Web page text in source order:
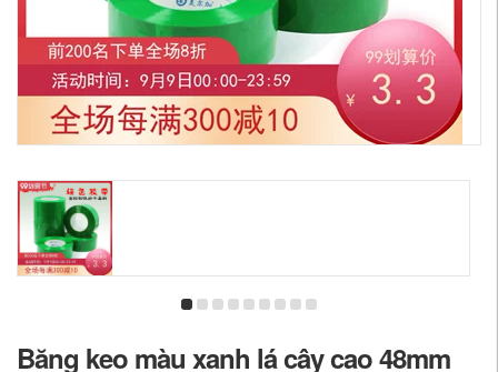
Băng keo màu xanh lá cây cao 48mm